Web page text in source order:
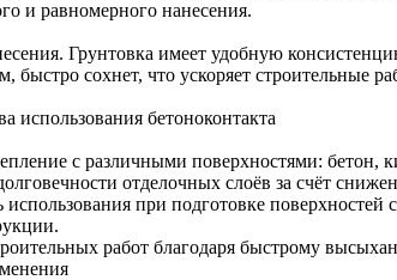
и равномерного нанесения.
Грунтовка имеет удобную
быстро сохнет, что ускоряет строительные
использования бетоноконтакта
с различными поверхностями: бетон,
отделочных слоёв за счёт
при подготовке поверхностей
работ благодаря быстрому